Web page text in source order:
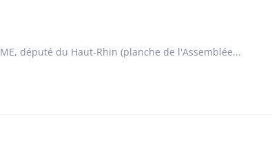
député du Haut-Rhin (planche de l'Assemblée...